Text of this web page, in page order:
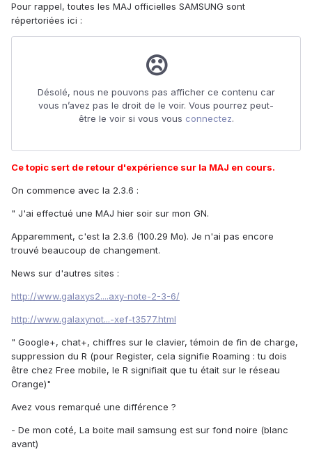
Pour rappel, toutes les MAJ officielles SAMSUNG sont
répertoriées ici :
Ce topic sert de retour d'expérience sur la MAJ en cours.
On commence avec la 2.3.6 :
" J'ai effectué une MAJ hier soir sur mon GN.
Apparemment, c'est la 2.3.6 (100.29 Mo). Je n'ai pas encore
trouvé beaucoup de changement.
News sur d'autres sites :
http://www.galaxys2....axy-note-2-3-6/
http://www.galaxynot...-xef-t3577.html
" Google+, chat+, chiffres sur le clavier, témoin de fin de charge,
suppression du R (pour Register, cela signifie Roaming : tu dois
être chez Free mobile, le R signifiait que tu était sur le réseau
Orange)"
Avez vous remarqué une différence ?
- De mon coté, La boite mail samsung est sur fond noire (blanc
avant)